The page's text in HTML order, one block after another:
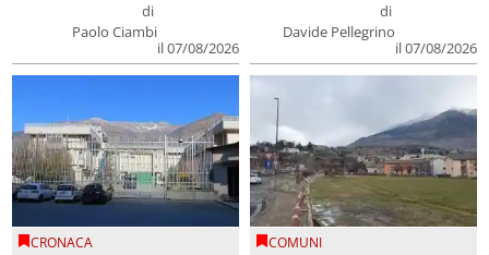
di
Paolo Ciambi
il 07/08/2026
di
Davide Pellegrino
il 07/08/2026
CRONACA COMUNI